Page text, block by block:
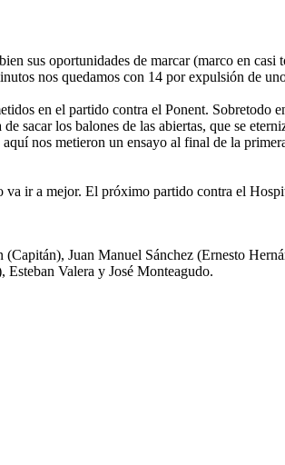
sus oportunidades de marcar (marco en casi
nos quedamos con 14 por expulsión de
en el partido contra el Ponent. Sobretodo
los balones de las abiertas, que se
nos metieron un ensayo al final de la
ir a mejor. El próximo partido contra el
Juan Manuel Sánchez (Ernesto
Valera y José Monteagudo.